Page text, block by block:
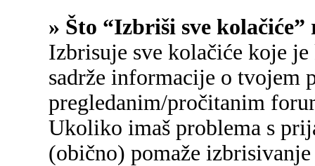
» Što “Izbriši sve kolačiće”
Izbrisuje sve kolačiće koje
sadrže informacije o tvojem
pregledanim/pročitanim
Ukoliko imaš problema s
(obično) pomaže